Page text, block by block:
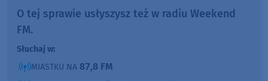
O tej sprawie usłyszysz też w radiu Weekend
FM.
Słuchaj w:
MIASTKU NA 87,8 FM